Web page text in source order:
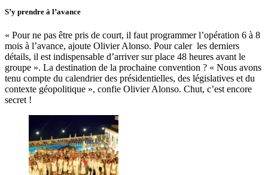
S’y prendre à l’avance
« Pour ne pas être pris de court, il faut programmer l’opération 6 à 8
mois à l’avance, ajoute Olivier Alonso. Pour caler les derniers
détails, il est indispensable d’arriver sur place 48 heures avant le
groupe ». La destination de la prochaine convention ? « Nous avons
tenu compte du calendrier des présidentielles, des législatives et du
contexte géopolitique », confie Olivier Alonso. Chut, c’est encore
secret !